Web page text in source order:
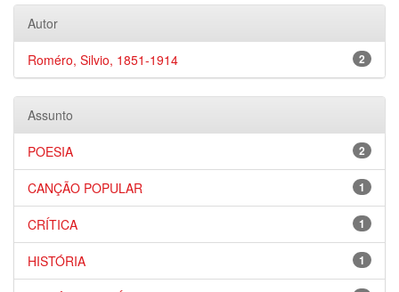
Autor
2
Roméro, Silvio, 1851-1914
Assunto
2
POESIA
1
CANÇÃO POPULAR
1
CRÍTICA
1
HISTÓRIA